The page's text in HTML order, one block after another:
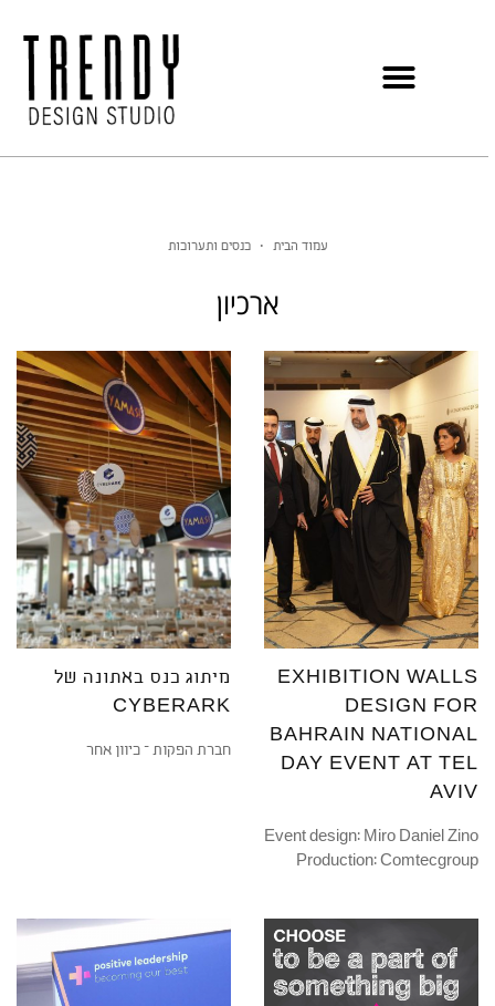
עמוד הבית • כנסים ותערוכות
ארכיון
EXHIBITION WALLS
DESIGN FOR
BAHRAIN NATIONAL
DAY EVENT AT TEL
AVIV
Event design: Miro Daniel Zino
Production: Comtecgroup
מיתוג כנס באתונה של
CYBERARK
חברת הפקות – כיוון אחר